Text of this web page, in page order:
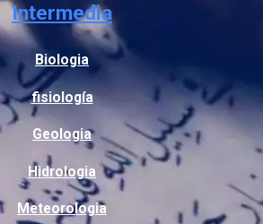
Intermedia
Biologia
fisiología
Geologia
Hidrologia
Meteorologia